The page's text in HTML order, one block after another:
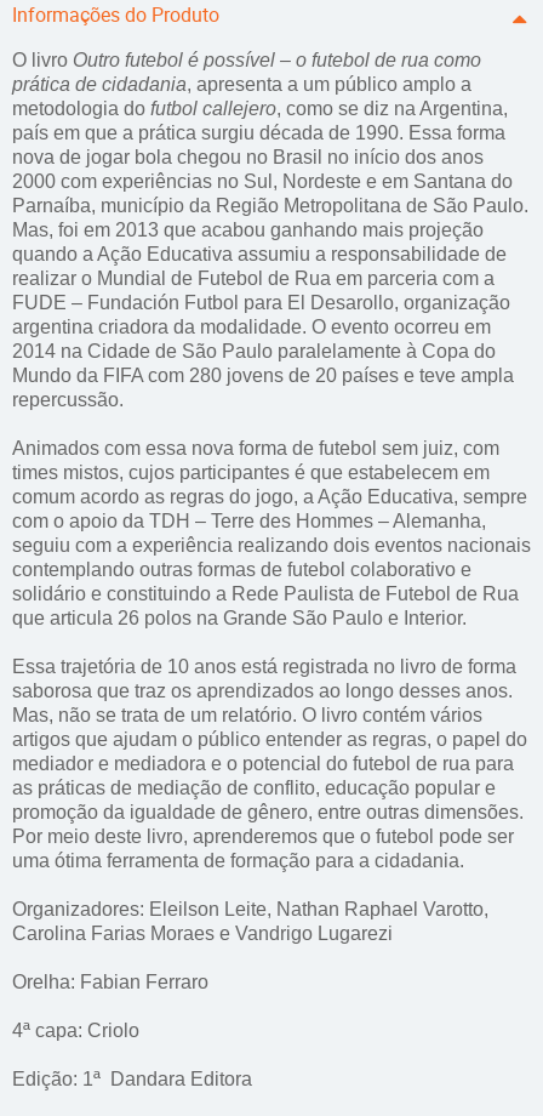
Informações do Produto
O livro Outro futebol é possível – o futebol de rua como
prática de cidadania, apresenta a um público amplo a
metodologia do futbol callejero, como se diz na Argentina,
país em que a prática surgiu década de 1990. Essa forma
nova de jogar bola chegou no Brasil no início dos anos
2000 com experiências no Sul, Nordeste e em Santana do
Parnaíba, município da Região Metropolitana de São Paulo.
Mas, foi em 2013 que acabou ganhando mais projeção
quando a Ação Educativa assumiu a responsabilidade de
realizar o Mundial de Futebol de Rua em parceria com a
FUDE – Fundación Futbol para El Desarollo, organização
argentina criadora da modalidade. O evento ocorreu em
2014 na Cidade de São Paulo paralelamente à Copa do
Mundo da FIFA com 280 jovens de 20 países e teve ampla
repercussão.
Animados com essa nova forma de futebol sem juiz, com
times mistos, cujos participantes é que estabelecem em
comum acordo as regras do jogo, a Ação Educativa, sempre
com o apoio da TDH – Terre des Hommes – Alemanha,
seguiu com a experiência realizando dois eventos nacionais
contemplando outras formas de futebol colaborativo e
solidário e constituindo a Rede Paulista de Futebol de Rua
que articula 26 polos na Grande São Paulo e Interior.
Essa trajetória de 10 anos está registrada no livro de forma
saborosa que traz os aprendizados ao longo desses anos.
Mas, não se trata de um relatório. O livro contém vários
artigos que ajudam o público entender as regras, o papel do
mediador e mediadora e o potencial do futebol de rua para
as práticas de mediação de conflito, educação popular e
promoção da igualdade de gênero, entre outras dimensões.
Por meio deste livro, aprenderemos que o futebol pode ser
uma ótima ferramenta de formação para a cidadania.
Organizadores: Eleilson Leite, Nathan Raphael Varotto,
Carolina Farias Moraes e Vandrigo Lugarezi
Orelha: Fabian Ferraro
4ª capa: Criolo
Edição: 1ª Dandara Editora